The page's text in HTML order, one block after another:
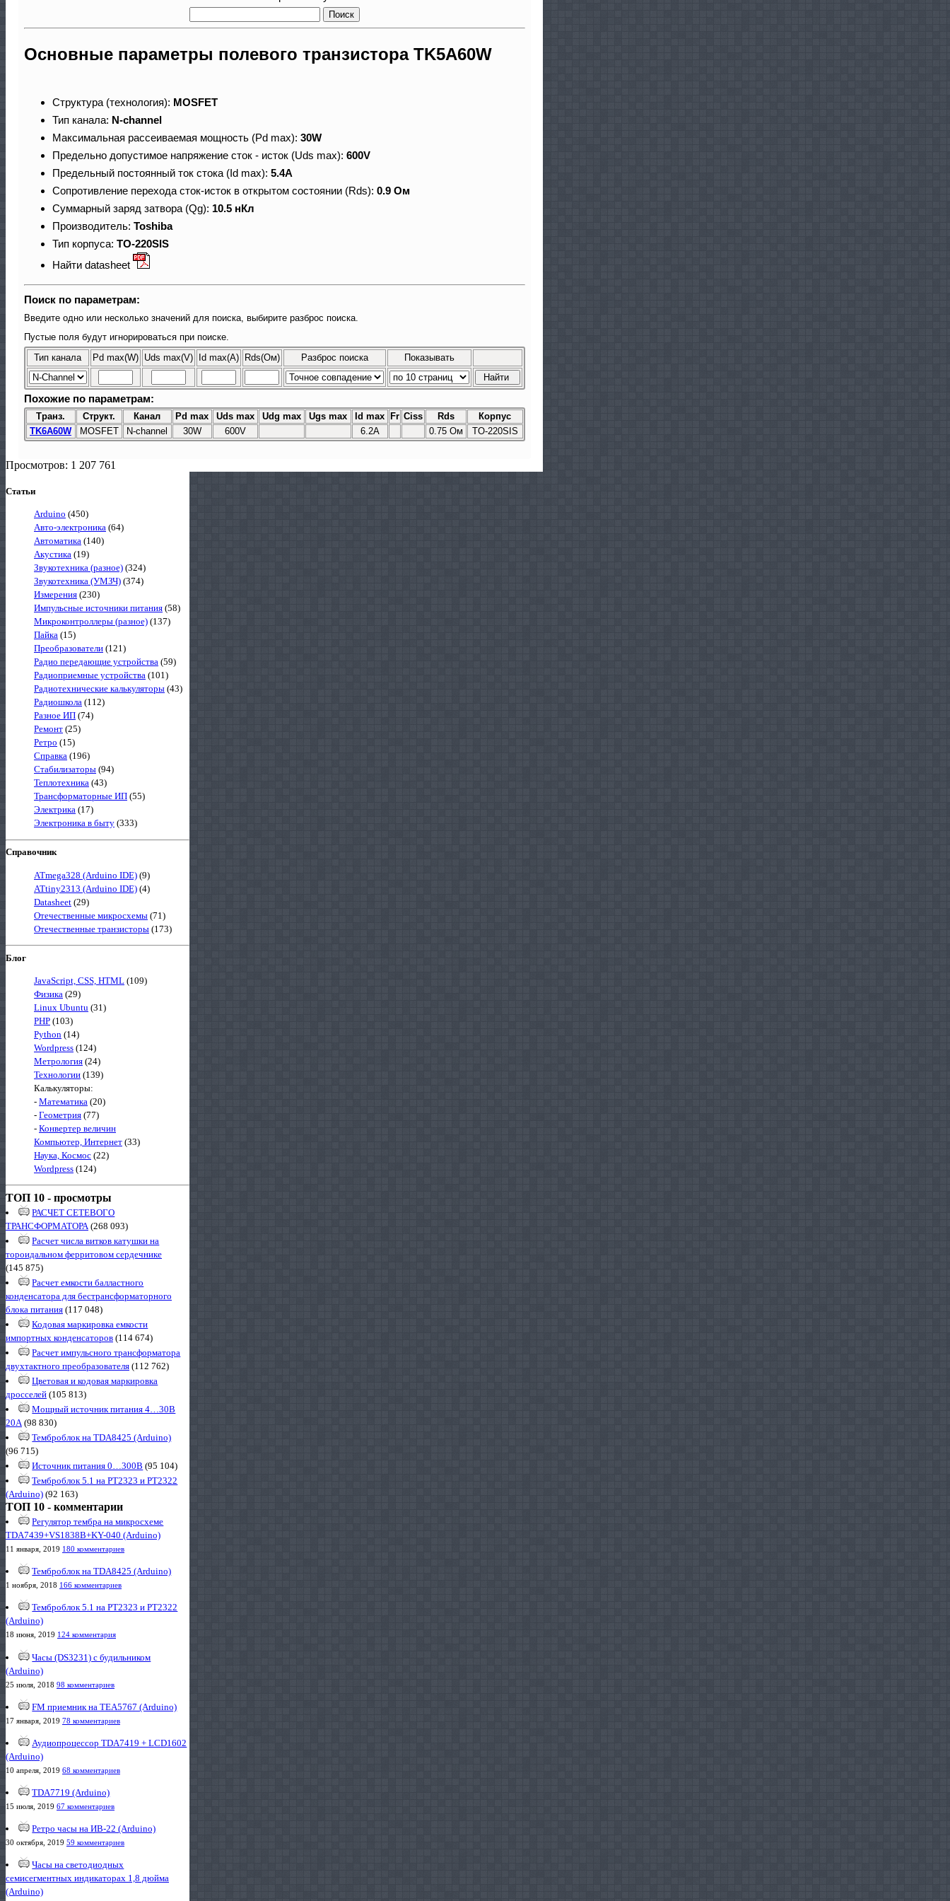
Основные параметры полевого транзистора TK5A60W
Структура (технология): MOSFET
Тип канала: N-channel
Максимальная рассеиваемая мощность (Pd max): 30W
Предельно допустимое напряжение сток - исток (Uds max): 600V
Предельный постоянный ток стока (Id max): 5.4A
Сопротивление перехода сток-исток в открытом состоянии (Rds): 0.9 Ом
Суммарный заряд затвора (Qg): 10.5 нКл
Производитель: Toshiba
Тип корпуса: TO-220SIS
Найти datasheet
Поиск по параметрам:
Введите одно или несколько значений для поиска, выбирите разброс поиска.
Пустые поля будут игнорироваться при поиске.
Тип канала Pd max(W) Uds max(V) Id max(A) Rds(Ом) Разброс поиска Показывать
Похожие по параметрам:
Транз. Структ. Канал Pd max Uds max Udg max Ugs max Id max Fr Сiss Rds
Корпус
TK6A60W
MOSFET N-channel 30W 600V 6.2A 0.75 Ом TO-220SIS
Просмотров: 1 207 761
Статьи
Arduino (450)
Авто-электроника (64)
Автоматика (140)
Акустика (19)
Звукотехника (разное) (324)
Звукотехника (УМЗЧ) (374)
Измерения (230)
Импульсные источники питания (58)
Микроконтроллеры (разное) (137)
Пайка (15)
Преобразователи (121)
Радио передающие устройства (59)
Радиоприемные устройства (101)
Радиотехнические калькуляторы (43)
Радиошкола (112)
Разное ИП (74)
Ремонт (25)
Ретро (15)
Справка (196)
Стабилизаторы (94)
Теплотехника (43)
Трансформаторные ИП (55)
Электрика (17)
Электроника в быту (333)
Справочник
ATmega328 (Arduino IDE) (9)
ATtiny2313 (Arduino IDE) (4)
Datasheet (29)
Отечественные микросхемы (71)
Отечественные транзисторы (173)
Блог
JavaScript, CSS, HTML (109)
Физика (29)
Linux Ubuntu (31)
PHP (103)
Python (14)
Wordpress (124)
Метрология (24)
Технологии (139)
Калькуляторы:
- Математика (20)
- Геометрия (77)
- Конвертер величин
Компьютер, Интернет (33)
Наука, Космос (22)
Wordpress (124)
ТОП 10 - просмотры
РАСЧЕТ СЕТЕВОГО
ТРАНСФОРМАТОРА(268 093)
Расчет числа витков катушки на
тороидальном ферритовом сердечнике
(145 875)
Расчет емкости балластного
конденсатора для бестрансформаторного
блока питания (117 048)
Кодовая маркировка емкости
импортных конденсаторов (114 674)
Расчет импульсного трансформатора
двухтактного преобразователя (112 762)
Цветовая и кодовая маркировка
дросселей (105 813)
Мощный источник питания 4…30В
20А(98 830)
Темброблок на TDA8425 (Arduino)
(96 715)
Источник питания 0…300В (95 104)
Темброблок 5.1 на PT2323 и PT2322
(Arduino) (92 163)
ТОП 10 - комментарии
Регулятор тембра на микросхеме
TDA7439+VS1838B+KY-040 (Arduino)
11 января, 2019 180 комментариев
Темброблок на TDA8425 (Arduino)
1 ноября, 2018 166 комментариев
Темброблок 5.1 на PT2323 и PT2322
(Arduino)
18 июня, 2019 124 комментария
Часы (DS3231) с будильником
(Arduino)
25 июля, 2018 98 комментариев
FM приемник на TEA5767 (Arduino)
17 января, 2019 78 комментариев
Аудиопроцессор TDA7419 + LCD1602
(Arduino)
10 апреля, 2019 68 комментариев
TDA7719 (Arduino)
15 июля, 2019 67 комментариев
Ретро часы на ИВ-22 (Arduino)
30 октября, 2019 59 комментариев
Часы на светодиодных
семисегментных индикаторах 1,8 дюйма
(Arduino)